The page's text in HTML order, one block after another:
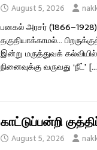
August 5, 2026
பனகல் அரசர்
தகுதியாக்காமல்…
இன்று மருத்துவக் கல்வியில்
நினைவுக்கு வருவது ‘நீட்’
காட்டுப்பன்றி
August 5, 2026